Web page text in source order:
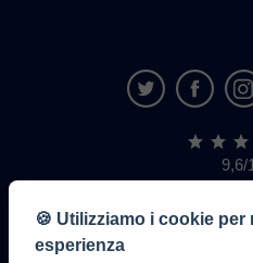
9,6/
🍪 Utilizziamo i cookie per
esperienza